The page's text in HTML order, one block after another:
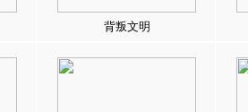
背叛文明